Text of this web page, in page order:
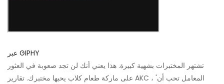
عبر GIPHY
تشتهر المختبرات بشهية كبيرة. هذا يعني أنك لن تجد صعوبة في العثور
على ماركة طعام كلاب يحبها مختبرك. تقارير AKC ، 'المعامل تحب أن